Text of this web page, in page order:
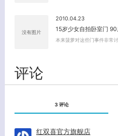
没有图片
2010.04.23
15岁少女自拍卧室门
本来菠萝对这些门事件非常
评论
3 评论
红双喜官方旗舰店